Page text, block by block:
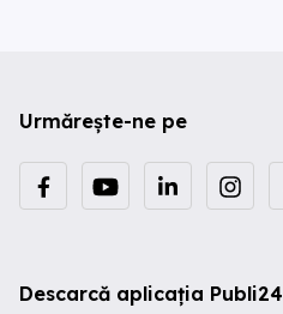
Urmărește-ne pe
Descarcă aplicația Publi24